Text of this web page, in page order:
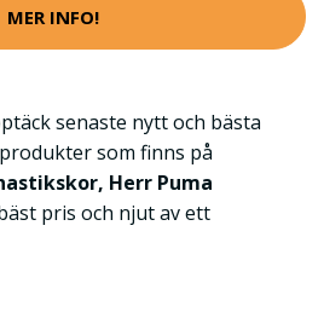
MER INFO!
senaste nytt och bästa
som finns på
Herr Puma
pris och njut av ett